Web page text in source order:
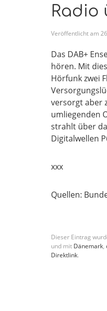
Radio
Veröffentlicht am 26
Das DAB+
hören. Mit
Hörfunk zwei
versorgt aber
umliegenden
strahlt über
Digitalwellen
xxx
Quellen:
Dieser Eintrag
und mit Dänemark,
Direktlink.